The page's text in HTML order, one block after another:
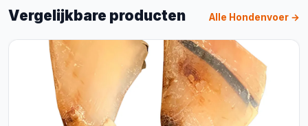
Vergelijkbare producten Alle Hondenvoer →